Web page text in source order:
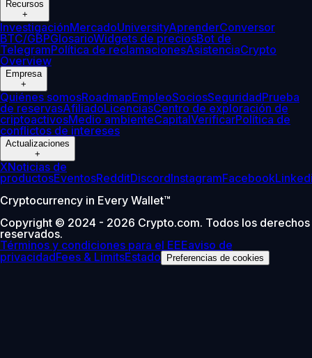
Recursos
+
InvestigaciónMercadoUniversityAprenderConversor
BTC/GBPGlosarioWidgets de preciosBot de
TelegramPolítica de reclamacionesAsistenciaCrypto
Overview
Empresa
+
Quiénes somosRoadmapEmpleoSociosSeguridadPrueba
de reservasAfiliadoLicenciasCentro de exploración de
criptoactivosMedio ambienteCapitalVerificarPolítica de
conflictos de intereses
Actualizaciones
+
XNoticias de
productosEventosRedditDiscordInstagramFacebook
Cryptocurrency in Every Wallet™
Copyright © 2024 - 2026 Crypto.com. Todos los derechos
reservados.
Términos y condiciones para el EEEaviso de
privacidadFees & LimitsEstado Preferencias de cookies